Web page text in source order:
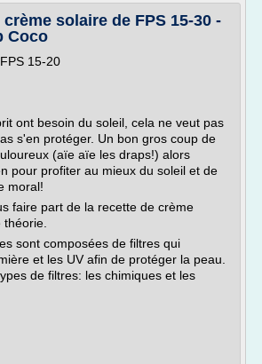
solaire de FPS 15-30 -
Coco
15-20
ont besoin du soleil, cela ne veut pas
s'en protéger. Un bon gros coup de
(aïe aïe les draps!) alors
pour profiter au mieux du soleil et de
moral!
faire part de la recette de crème
sont composées de filtres qui
et les UV afin de protéger la peau.
de filtres: les chimiques et les